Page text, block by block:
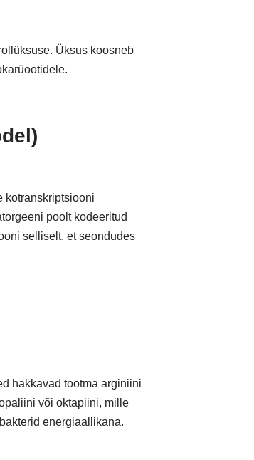
Üksus koosneb
kotranskriptsiooni
poolt kodeeritud
selliselt, et seondudes
hakkavad tootma arginiini
või oktapiini, mille
energiaallikana.